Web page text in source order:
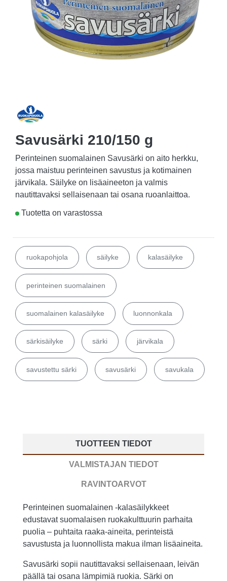
Savusärki 210/150 g
Perinteinen suomalainen Savusärki on aito herkku,
jossa maistuu perinteinen savustus ja kotimainen
järvikala. Säilyke on lisäaineeton ja valmis
nautittavaksi sellaisenaan tai osana ruoanlaittoa.
Tuotetta on varastossa
ruokapohjola säilyke kalasäilyke
perinteinen suomalainen
suomalainen kalasäilyke luonnonkala
särkisäilyke särki järvikala
savustettu särki savusärki savukala
TUOTTEEN TIEDOT
VALMISTAJAN TIEDOT
RAVINTOARVOT
Perinteinen suomalainen -kalasäilykkeet
edustavat suomalaisen ruokakulttuurin parhaita
puolia – puhtaita raaka-aineita, perinteistä
savustusta ja luonnollista makua ilman lisäaineita.
Savusärki sopii nautittavaksi sellaisenaan, leivän
päällä tai osana lämpimiä ruokia. Särki on